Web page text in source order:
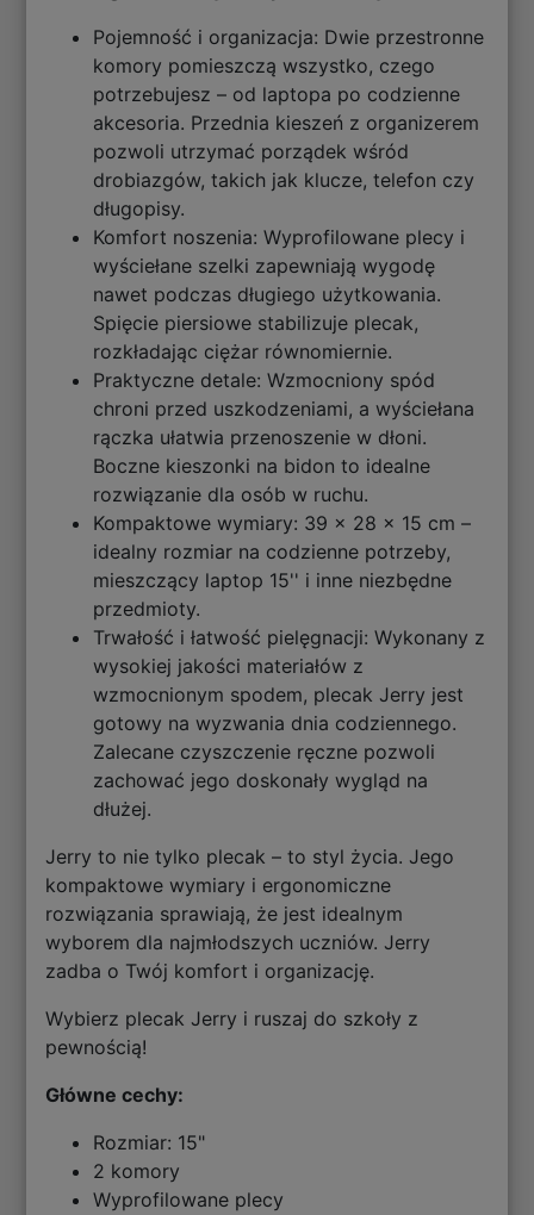
Pojemność i organizacja: Dwie przestronne
komory pomieszczą wszystko, czego
potrzebujesz – od laptopa po codzienne
akcesoria. Przednia kieszeń z organizerem
pozwoli utrzymać porządek wśród
drobiazgów, takich jak klucze, telefon czy
długopisy.
Komfort noszenia: Wyprofilowane plecy i
wyściełane szelki zapewniają wygodę
nawet podczas długiego użytkowania.
Spięcie piersiowe stabilizuje plecak,
rozkładając ciężar równomiernie.
Praktyczne detale: Wzmocniony spód
chroni przed uszkodzeniami, a wyściełana
rączka ułatwia przenoszenie w dłoni.
Boczne kieszonki na bidon to idealne
rozwiązanie dla osób w ruchu.
Kompaktowe wymiary: 39 x 28 x 15 cm –
idealny rozmiar na codzienne potrzeby,
mieszczący laptop 15'' i inne niezbędne
przedmioty.
Trwałość i łatwość pielęgnacji: Wykonany z
wysokiej jakości materiałów z
wzmocnionym spodem, plecak Jerry jest
gotowy na wyzwania dnia codziennego.
Zalecane czyszczenie ręczne pozwoli
zachować jego doskonały wygląd na
dłużej.
Jerry to nie tylko plecak – to styl życia. Jego
kompaktowe wymiary i ergonomiczne
rozwiązania sprawiają, że jest idealnym
wyborem dla najmłodszych uczniów. Jerry
zadba o Twój komfort i organizację.
Wybierz plecak Jerry i ruszaj do szkoły z
pewnością!
Główne cechy:
Rozmiar: 15"
2 komory
Wyprofilowane plecy